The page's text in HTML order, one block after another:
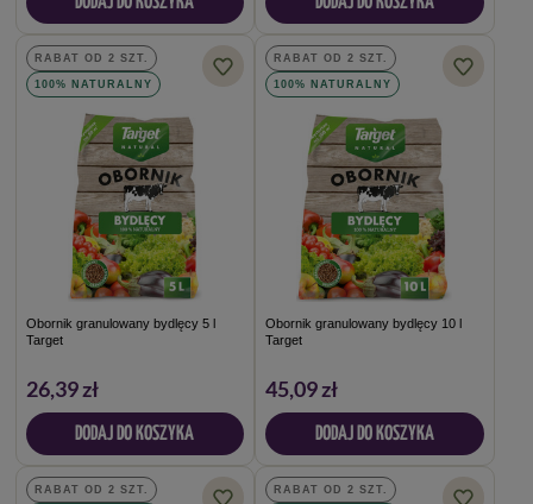
RABAT OD 2 SZT.
100% NATURALNY
Obornik granulowany bydlęcy 5 l
Target
26,39 zł
DODAJ DO KOSZYKA
RABAT OD 2 SZT.
100% NATURALNY
Obornik granulowany bydlęcy 10 l
Target
45,09 zł
DODAJ DO KOSZYKA
RABAT OD 2 SZT. RABAT OD 2 SZT.